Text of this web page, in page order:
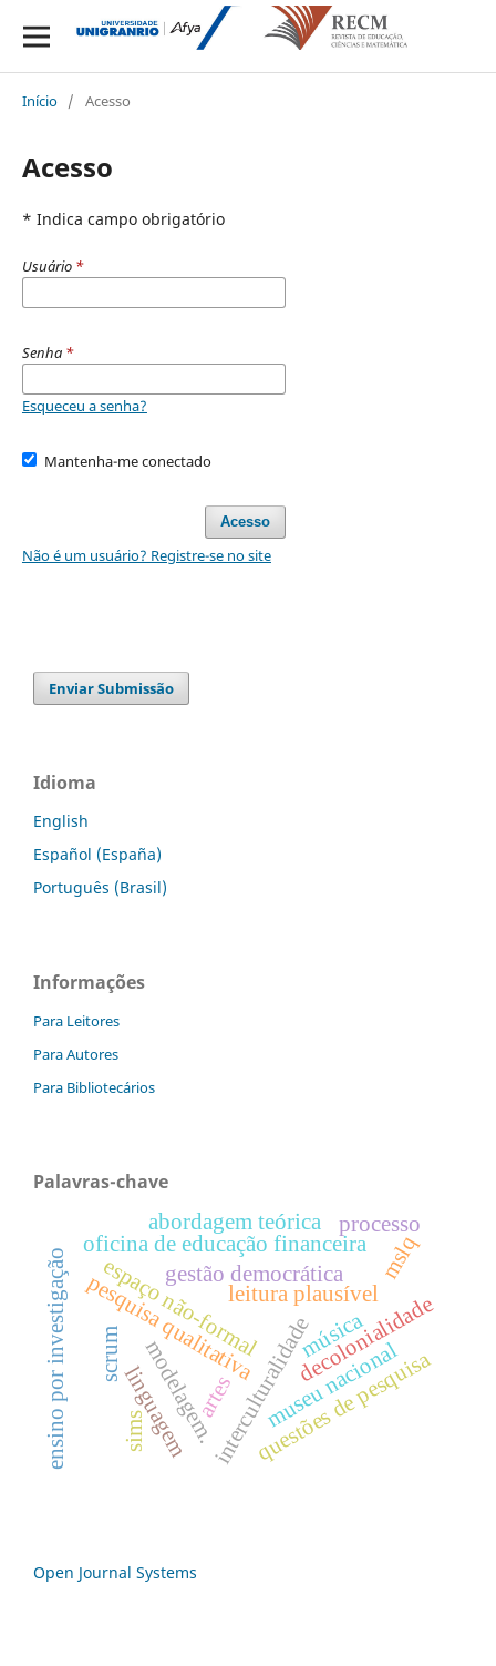
Início / Acesso
Acesso
* Indica campo obrigatório
Usuário *
Senha *
Esqueceu a senha?
Mantenha-me conectado
Acesso
Não é um usuário? Registre-se no site
Enviar Submissão
Idioma
English
Español (España)
Português (Brasil)
Informações
Para Leitores
Para Autores
Para Bibliotecários
Palavras-chave
gestão democrática
espaço não-formalleitura plausível
oficina de educação financeira
museu nacional
interculturalidade
pesquisa qualitativa
modelagem. questões de pesquisa
linguagemartes
abordagem teórica
decolonialidade
música
ensino por investigação mslq
processo
scrum
sims
Open Journal Systems